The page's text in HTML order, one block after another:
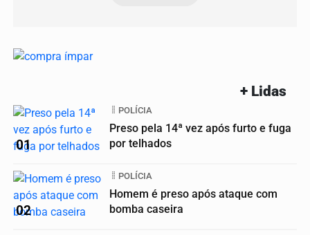
+ Lidas
01
POLÍCIA
Preso pela 14ª vez após furto e fuga
por telhados
02
POLÍCIA
Homem é preso após ataque com
bomba caseira